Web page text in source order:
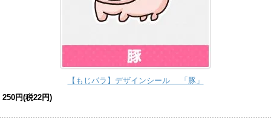
【もじパラ】デザインシール 「豚」
250円(税22円)